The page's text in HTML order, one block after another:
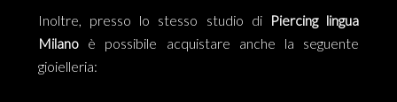
Inoltre, presso lo stesso studio di Piercing lingua
Milano è possibile acquistare anche la seguente
gioielleria: